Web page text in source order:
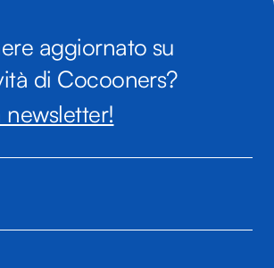
aggiornato su
di Cocooners?
newsletter!